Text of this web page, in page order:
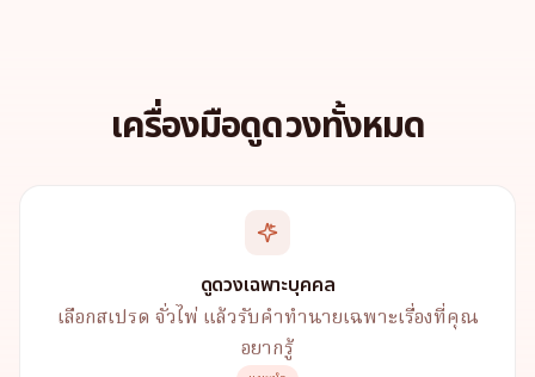
เครื่องมือดูดวงทั้งหมด
ดูดวงเฉพาะบุคคล
เลือกสเปรด จั่วไพ่ แล้วรับคำทำนายเฉพาะเรื่องที่คุณ
อยากรู้